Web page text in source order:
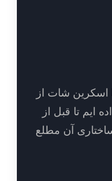
از
از
مطلع